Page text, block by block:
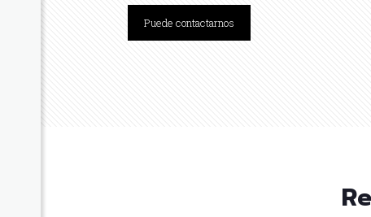
Puede contactarnos